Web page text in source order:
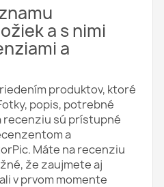
a s nimi
a
produktov, ktoré
popis, potrebné
recenziu sú prístupné
a
Máte na recenziu
že zaujmete aj
v prvom momente